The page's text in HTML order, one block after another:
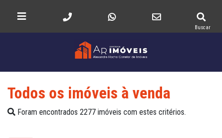
Buscar
Todos os imóveis à venda
Foram encontrados 2277 imóveis com estes critérios.